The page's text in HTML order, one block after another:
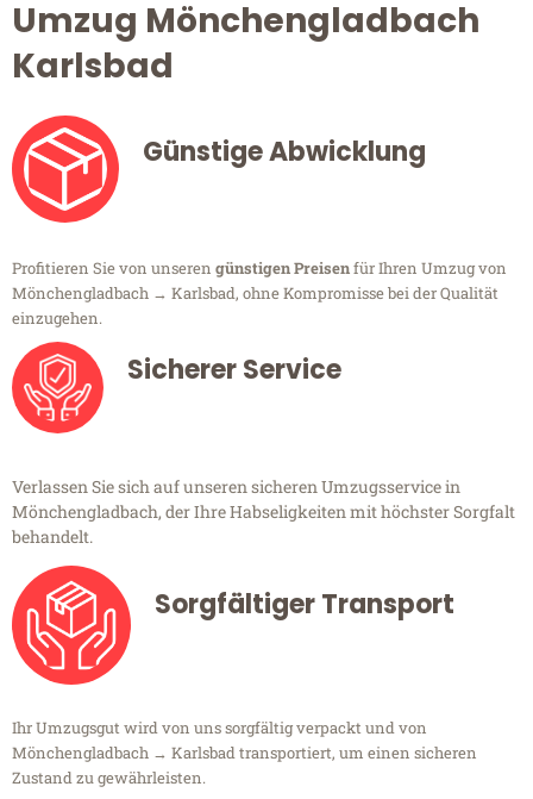
Umzug Mönchengladbach
Karlsbad
Günstige Abwicklung
Profitieren Sie von unseren günstigen Preisenfür Ihren Umzug von
Mönchengladbach → Karlsbad, ohne Kompromisse bei der Qualität
einzugehen.
Sicherer Service
Verlassen Sie sich auf unseren sicheren Umzugsservice in
Mönchengladbach, der Ihre Habseligkeiten mit höchster Sorgfalt
behandelt.
Sorgfältiger Transport
Ihr Umzugsgut wird von uns sorgfältig verpackt und von
Mönchengladbach → Karlsbad transportiert, um einen sicheren
Zustand zu gewährleisten.